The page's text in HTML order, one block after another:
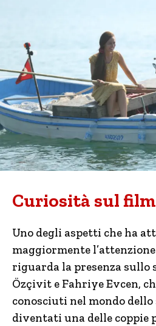
Curiosità sul film
Uno degli aspetti che ha
maggiormente
riguarda la presenza sullo
Özçivit e Fahriye Evcen,
conosciuti nel mondo dello
diventati una delle coppie